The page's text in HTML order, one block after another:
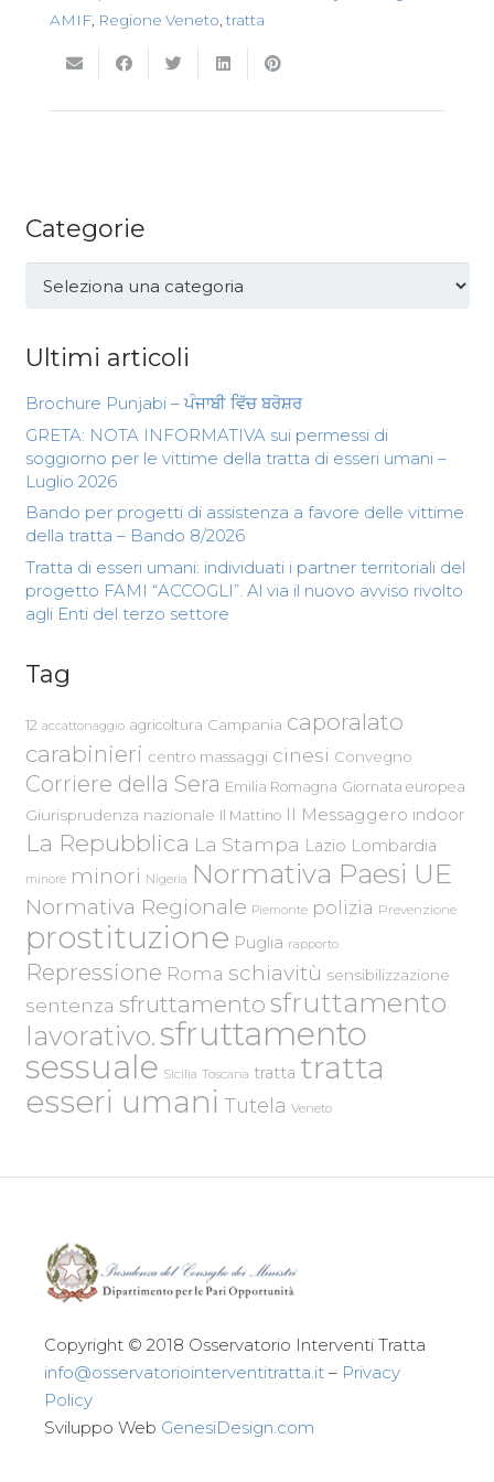
AMIF, Regione Veneto, tratta
Categorie
Categorie
Ultimi articoli
Brochure Punjabi – ਪੰਜਾਬੀ ਵਿੱਚ ਬਰੋਸ਼ਰ
GRETA: NOTA INFORMATIVA sui permessi di
soggiorno per le vittime della tratta di esseri umani –
Luglio 2026
Bando per progetti di assistenza a favore delle vittime
della tratta – Bando 8/2026
Tratta di esseri umani: individuati i partner territoriali del
progetto FAMI “ACCOGLI”. Al via il nuovo avviso rivolto
agli Enti del terzo settore
Tag
12 accattonaggio agricoltura Campania caporalato
carabinieri centro massaggi cinesi Convegno
Corriere della Sera Emilia Romagna Giornata europea
Giurisprudenza nazionale Il Mattino Il Messaggero indoor
La Repubblica La Stampa Lazio Lombardia
minore minori Nigeria Normativa Paesi UE
Normativa Regionale Piemonte polizia Prevenzione
prostituzione Puglia rapporto
Repressione Roma schiavitù sensibilizzazione
sentenza sfruttamento sfruttamento
lavorativo.sfruttamento
sessuale Sicilia Toscana tratta tratta
esseri umani Tutela Veneto
Copyright © 2018 Osservatorio Interventi Tratta
info@osservatoriointerventitratta.it – Privacy
Policy
Sviluppo Web GenesiDesign.com